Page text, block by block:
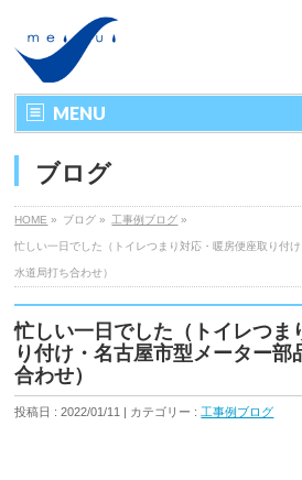
MENU
ブログ
HOME » ブログ » 工事例ブログ »
忙しい一日でした（トイレつまり対応・暖房便座取り付
水道局打ち合わせ）
忙しい一日でした（トイレつま
り付け・名古屋市型メーター部
合わせ）
投稿日 : 2022/01/11 | カテゴリー : 工事例ブログ